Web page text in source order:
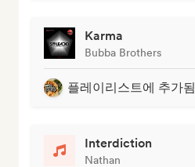
Karma
Bubba Brothers
플레이리스트에 추가됨
Interdiction
Nathan